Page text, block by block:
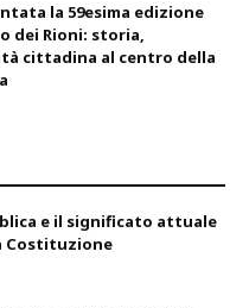
la 59esima edizione
dei Rioni: storia,
cittadina al centro della
e il significato attuale
Costituzione